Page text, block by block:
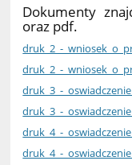
Dokumenty
oraz pdf.
druk_2_-
druk_2_-
druk_3_-
druk_3_-
druk_4_-
druk_4_-